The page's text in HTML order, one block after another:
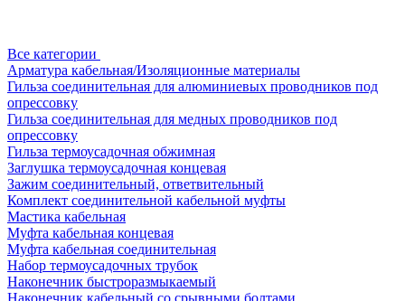
Все категории
Арматура кабельная/Изоляционные материалы
Гильза соединительная для алюминиевых проводников под
опрессовку
Гильза соединительная для медных проводников под
опрессовку
Гильза термоусадочная обжимная
Заглушка термоусадочная концевая
Зажим соединительный, ответвительный
Комплект соединительной кабельной муфты
Мастика кабельная
Муфта кабельная концевая
Муфта кабельная соединительная
Набор термоусадочных трубок
Наконечник быстроразмыкаемый
Наконечник кабельный со срывными болтами